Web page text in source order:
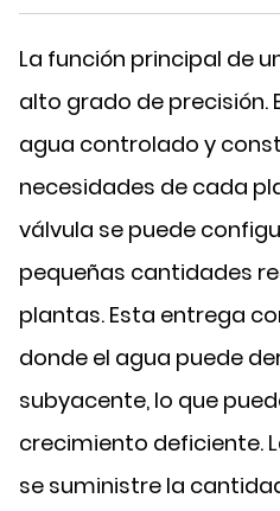
La función principal de
alto grado de precisión.
agua controlado y
necesidades de cada
válvula se puede
pequeñas cantidades
plantas. Esta entrega
donde el agua puede
subyacente, lo que
crecimiento deficiente.
se suministre la